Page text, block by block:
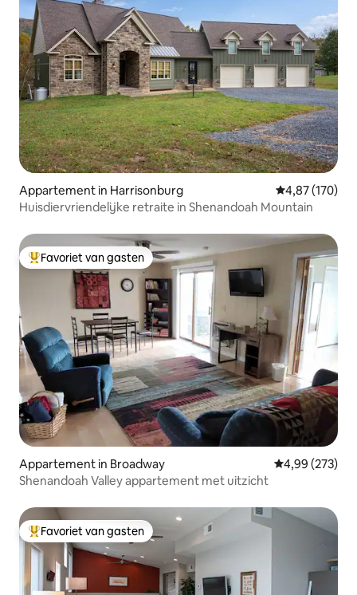
Appartement in Harrisonburg Gemiddelde
4,87 (170)
Huisdiervriendelijke retraite in Shenandoah Mountain
Topfavoriet van gasten
Favoriet van gasten
Appartement in Broadway Gemiddelde
4,99 (273)
Shenandoah Valley appartement met uitzicht
Topfavoriet van gasten
Favoriet van gasten